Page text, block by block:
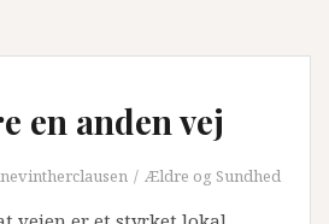
en anden vej
Ældre og Sundhed